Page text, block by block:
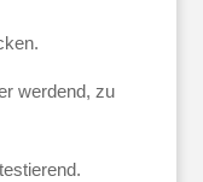
werdend, zu